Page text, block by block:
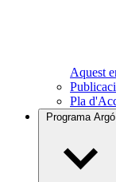
Aquest
Pla
Programa Argó